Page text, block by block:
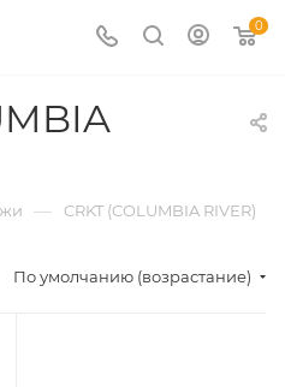
0
— CRKT (COLUMBIA RIVER)
По умолчанию (возрастание)